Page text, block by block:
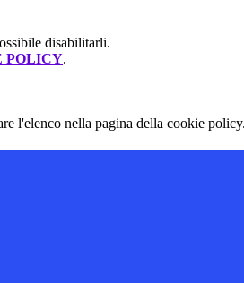
disabilitarli.
POLICY.
l'elenco nella pagina della cookie policy.